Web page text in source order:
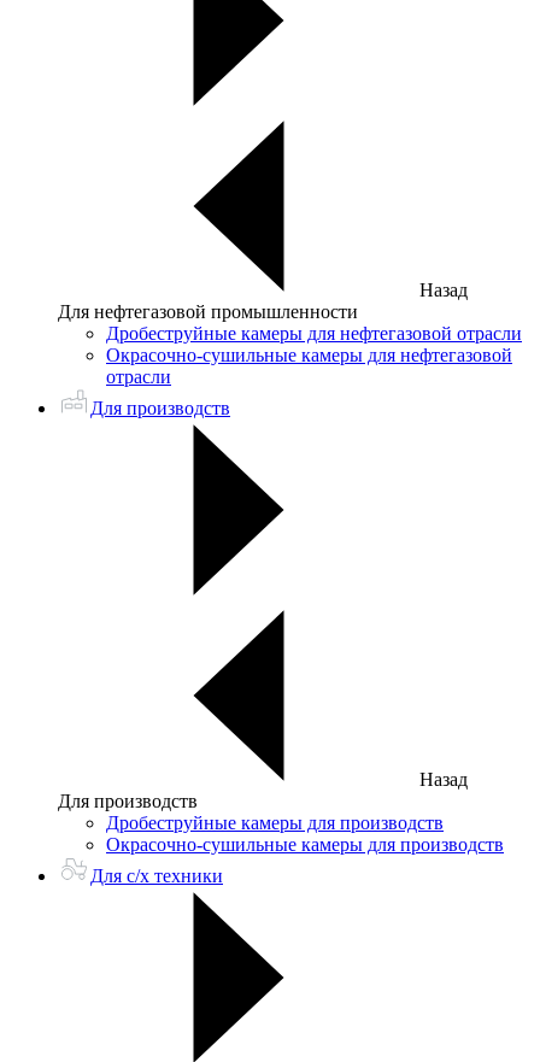
Назад
Для нефтегазовой промышленности
Дробеструйные камеры для нефтегазовой отрасли
Окрасочно-сушильные камеры для нефтегазовой
отрасли
Для производств
Назад
Для производств
Дробеструйные камеры для производств
Окрасочно-сушильные камеры для производств
Для с/х техники